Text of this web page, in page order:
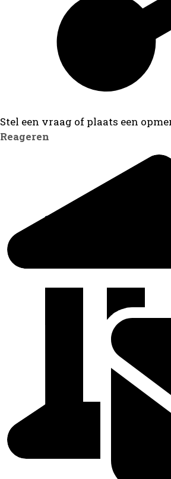
Stel een vraag of plaats een
Reageren